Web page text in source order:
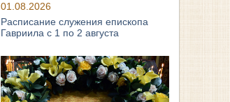
01.08.2026
Расписание служения епископа
Гавриила с 1 по 2 августа